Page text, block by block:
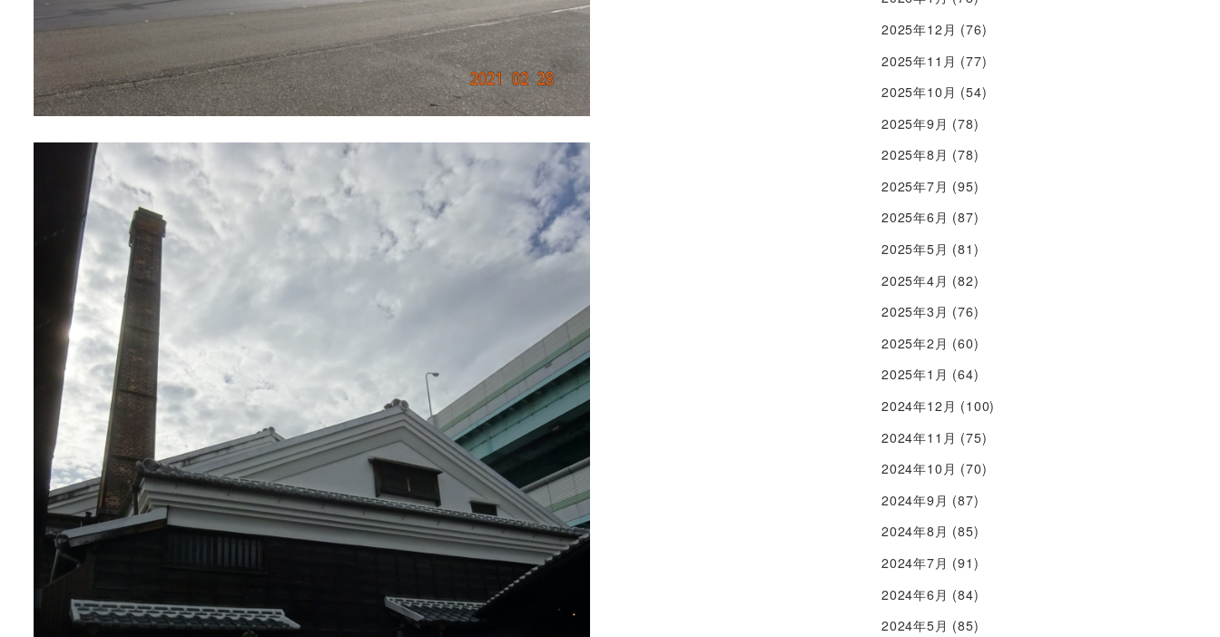
2025年12月 (76)
2025年11月 (77)
2025年10月 (54)
2025年9月 (78)
2025年8月 (78)
2025年7月 (95)
2025年6月 (87)
2025年5月 (81)
2025年4月 (82)
2025年3月 (76)
2025年2月 (60)
2025年1月 (64)
2024年12月 (100)
2024年11月 (75)
2024年10月 (70)
2024年9月 (87)
2024年8月 (85)
2024年7月 (91)
2024年6月 (84)
2024年5月 (85)